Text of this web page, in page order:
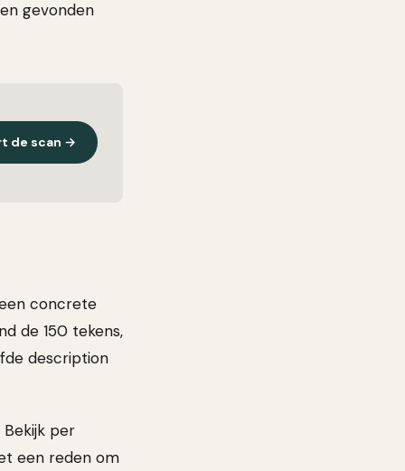
gevonden
de scan →
concrete
de 150 tekens,
description
per
een reden om